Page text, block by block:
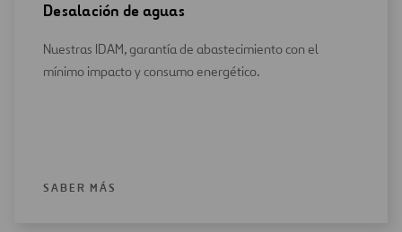
Desalación de aguas
Nuestras IDAM, garantía de abastecimiento con el
mínimo impacto y consumo energético.
SABER MÁS